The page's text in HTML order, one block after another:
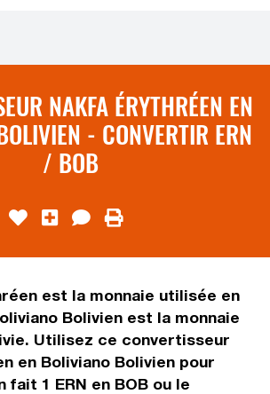
NAKFA ÉRYTHRÉEN EN
- CONVERTIR ERN
/ BOB
est la monnaie utilisée en
Bolivien est la monnaie
Utilisez ce convertisseur
en Boliviano Bolivien pour
fait 1 ERN en BOB ou le